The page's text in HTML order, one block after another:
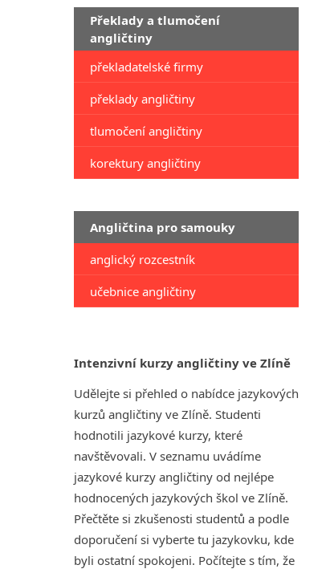
Překlady a tlumočení
angličtiny
překladatelské firmy
překlady angličtiny
tlumočení angličtiny
korektury angličtiny
Angličtina pro samouky
anglický rozcestník
učebnice angličtiny
Intenzivní kurzy angličtiny ve Zlíně
Udělejte si přehled o nabídce jazykových
kurzů angličtiny ve Zlíně. Studenti
hodnotili jazykové kurzy, které
navštěvovali. V seznamu uvádíme
jazykové kurzy angličtiny od nejlépe
hodnocených jazykových škol ve Zlíně.
Přečtěte si zkušenosti studentů a podle
doporučení si vyberte tu jazykovku, kde
byli ostatní spokojeni. Počítejte s tím, že